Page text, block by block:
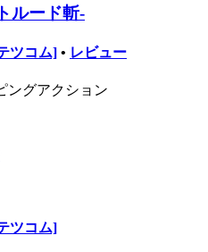
ルード斬-
ツコム] • レビュー
ングアクション
ツコム]